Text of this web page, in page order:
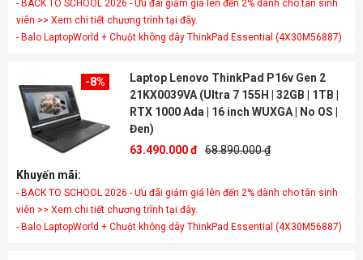
- BACK TO SCHOOL 2026 - Ưu đãi giảm giá lên đến 2% dành cho tân sinh
viên >> Xem chi tiết chương trình tại đây.
- Balo LaptopWorld + Chuột không dây ThinkPad Essential (4X30M56887)
-8%
Laptop Lenovo ThinkPad P16v Gen 2
21KX0039VA (Ultra 7 155H | 32GB | 1TB |
RTX 1000 Ada | 16 inch WUXGA | No OS |
Đen)
63.490.000 đ 68.890.000 ₫
Khuyến mãi:
- BACK TO SCHOOL 2026 - Ưu đãi giảm giá lên đến 2% dành cho tân sinh
viên >> Xem chi tiết chương trình tại đây.
- Balo LaptopWorld + Chuột không dây ThinkPad Essential (4X30M56887)